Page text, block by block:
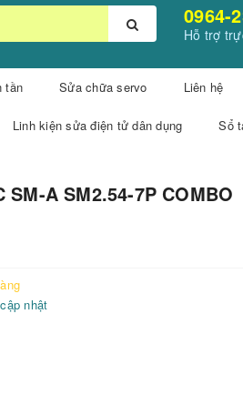
0964-
Hỗ trợ
tần Sửa chữa servo Liên hệ
Linh kiện sửa điện tử dân dụng Sổ
SM-A SM2.54-7P COMBO
nhật